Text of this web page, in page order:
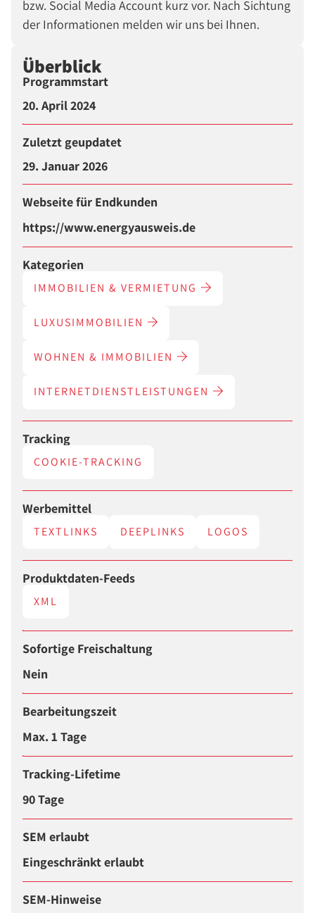
bzw. Social Media Account kurz vor. Nach Sichtung
der Informationen melden wir uns bei Ihnen.
Überblick
Programmstart
20. April 2024
Zuletzt geupdatet
29. Januar 2026
Webseite für Endkunden
https://www.energyausweis.de
Kategorien
IMMOBILIEN & VERMIETUNG
LUXUSIMMOBILIEN
WOHNEN & IMMOBILIEN
INTERNETDIENSTLEISTUNGEN
Tracking
COOKIE-TRACKING
Werbemittel
TEXTLINKS DEEPLINKS LOGOS
Produktdaten-Feeds
XML
Sofortige Freischaltung
Nein
Bearbeitungszeit
Max. 1 Tage
Tracking-Lifetime
90 Tage
SEM erlaubt
Eingeschränkt erlaubt
SEM-Hinweise